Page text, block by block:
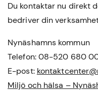
Du kontaktar nu direkt
bedriver din
Nynäshamns kommun
Telefon: 08-520 680
E-post:
Miljö och hälsa –